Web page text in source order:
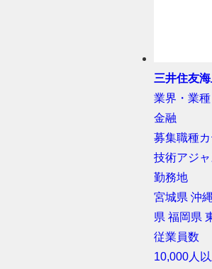
三井住友
業界・業種
金融
募集職種カ
技術アジ
勤務地
宮城県 沖
県 福岡県
従業員数
10,000人